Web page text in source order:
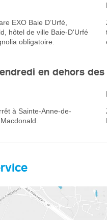
EXO Baie D’Urfé,
hôtel de ville Baie-D'Urfé
obligatoire.
en dehors
à Sainte-Anne-de-